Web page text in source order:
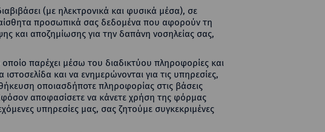
(με ηλεκτρονικά και φυσικά μέσα), σε
προσωπικά σας δεδομένα που αφορούν τη
και αποζημίωσης για την δαπάνη νοσηλείας σας,
παρέχει μέσω του διαδικτύου πληροφορίες και
και να ενημερώνονται για τις υπηρεσίες,
οποιασδήποτε πληροφορίας στις βάσεις
αποφασίσετε να κάνετε χρήση της φόρμας
υπηρεσίες μας, σας ζητούμε συγκεκριμένες